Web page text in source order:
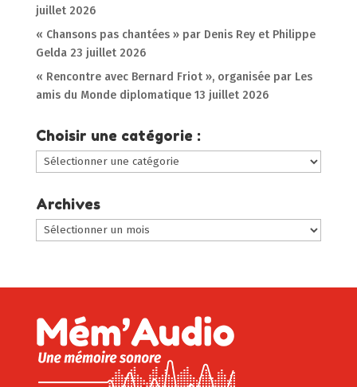
juillet 2026
« Chansons pas chantées » par Denis Rey et Philippe
Gelda 23 juillet 2026
« Rencontre avec Bernard Friot », organisée par Les
amis du Monde diplomatique 13 juillet 2026
Choisir une catégorie :
Choisir
une
catégorie
:
Archives
Archives